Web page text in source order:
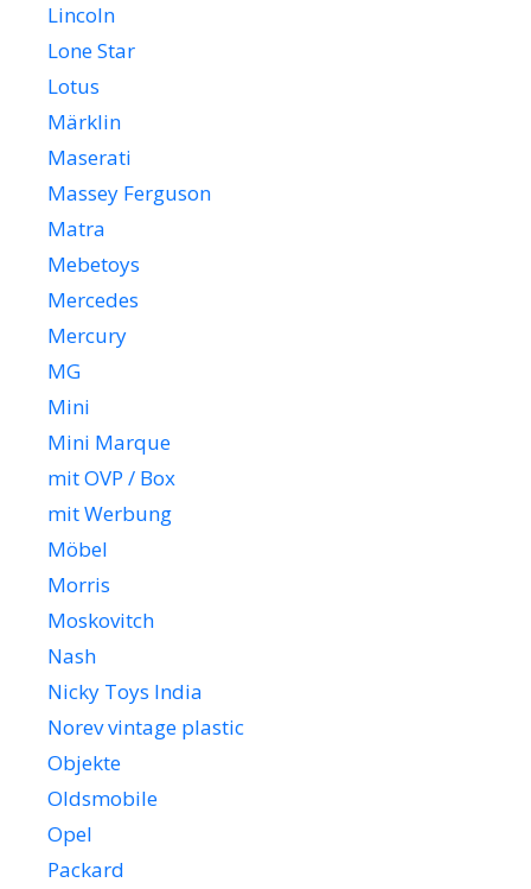
Lincoln
Lone Star
Lotus
Märklin
Maserati
Massey Ferguson
Matra
Mebetoys
Mercedes
Mercury
MG
Mini
Mini Marque
mit OVP / Box
mit Werbung
Möbel
Morris
Moskovitch
Nash
Nicky Toys India
Norev vintage plastic
Objekte
Oldsmobile
Opel
Packard